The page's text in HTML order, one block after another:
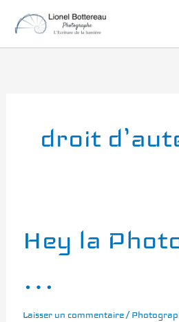
droit
Hey la
…
Laisser un commentaire /
la
Photographie